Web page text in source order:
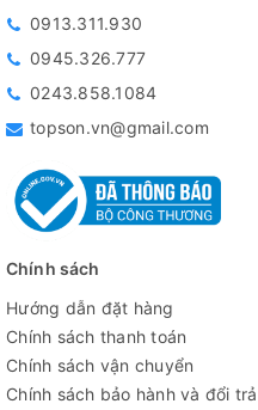
0913.311.930
0945.326.777
0243.858.1084
topson.vn@gmail.com
Chính sách
Hướng dẫn đặt hàng
Chính sách thanh toán
Chính sách vận chuyển
Chính sách bảo hành và đổi trả